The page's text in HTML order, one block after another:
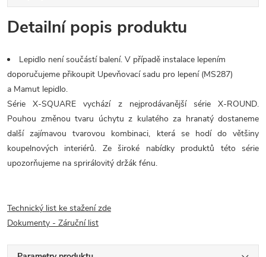
Detailní popis produktu
Lepidlo není součástí balení. V případě instalace lepením
doporučujeme přikoupit Upevňovací sadu pro lepení (MS287)
a Mamut lepidlo.
Série X-SQUARE vychází z nejprodávanější série X-ROUND.
Pouhou změnou tvaru úchytu z kulatého za hranatý dostaneme
další zajímavou tvarovou kombinaci, která se hodí do většiny
koupelnových interiérů. Ze široké nabídky produktů této série
upozorňujeme na sprirálovitý držák fénu.
Technický list ke stažení zde
Dokumenty - Záruční list